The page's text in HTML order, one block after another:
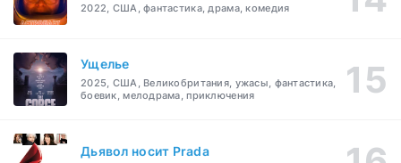
2022, США, фантастика, драма, комедия
Ущелье
2025, США, Великобритания, ужасы, фантастика,
боевик, мелодрама, приключения
Дьявол носит Prada